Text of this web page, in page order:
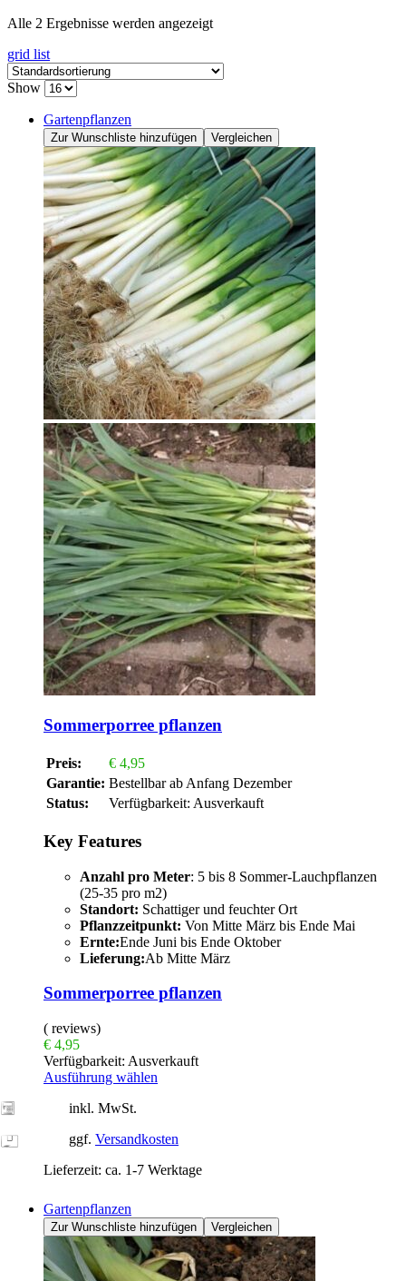
Alle 2 Ergebnisse werden angezeigt
grid list
Show
Gartenpflanzen
Zur Wunschliste hinzufügen Vergleichen
Sommerporree pflanzen
Preis: € 4,95
Garantie: Bestellbar ab Anfang Dezember
Status:
Verfügbarkeit: Ausverkauft
Key Features
Anzahl pro Meter: 5 bis 8 Sommer-Lauchpflanzen
(25-35 pro m2)
Standort: Schattiger und feuchter Ort
Pflanzzeitpunkt: Von Mitte März bis Ende Mai
Ernte:Ende Juni bis Ende Oktober
Lieferung:Ab Mitte März
Sommerporree pflanzen
( reviews)
€ 4,95
Verfügbarkeit: Ausverkauft
Ausführung wählen
inkl. MwSt.
ggf. Versandkosten
Lieferzeit: ca. 1-7 Werktage
Gartenpflanzen
Zur Wunschliste hinzufügen Vergleichen